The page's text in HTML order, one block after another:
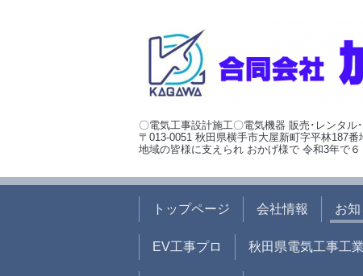
〇電気工事設計施工〇電気機器 販売･レンタル
〒013-0051 秋田県横手市大屋新町字平林187番
地域の皆様に支えられ おかげ様で 令和3年で
トップページ 会社情報 お
EV工事プロ 秋田県電気工事工